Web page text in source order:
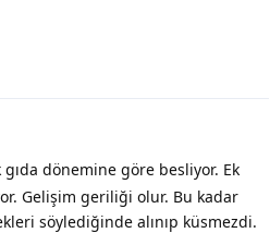
dönemine göre besliyor. Ek
Gelişim geriliği olur. Bu kadar
söylediğinde alınıp küsmezdi.